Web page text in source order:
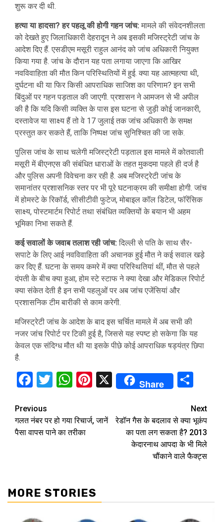
शुरू कर दी थी.
हत्या या हादसा? हर पहलू की होगी गहन जांच: मामले की संवेदनशीलता
को देखते हुए जिलाधिकारी देहरादून ने अब इसकी मजिस्ट्रेटी जांच के
आदेश दिए हैं. एसडीएम मसूरी राहुल आनंद को जांच अधिकारी नियुक्त
किया गया है. जांच के दौरान यह पता लगाया जाएगा कि आखिर
नवविवाहिता की मौत किन परिस्थितियों में हुई. क्या यह आत्महत्या थी,
दुर्घटना थी या फिर किसी आपराधिक साजिश का परिणाम? इन सभी
बिंदुओं पर गहन पड़ताल की जाएगी. प्रशासन ने आमजन से भी अपील
की है कि यदि किसी व्यक्ति के पास इस घटना से जुड़ी कोई जानकारी,
दस्तावेज या साक्ष्य हैं तो वे 17 जुलाई तक जांच अधिकारी के समक्ष
प्रस्तुत कर सकते हैं, ताकि निष्पक्ष जांच सुनिश्चित की जा सके.
पुलिस जांच के साथ चलेगी मजिस्ट्रेटी पड़ताल इस मामले में कोतवाली
मसूरी में बीएनएस की संबंधित धाराओं के तहत मुकदमा पहले ही दर्ज है
और पुलिस अपनी विवेचना कर रही है. अब मजिस्ट्रेटी जांच के
समानांतर प्रशासनिक स्तर पर भी पूरे घटनाक्रम की समीक्षा होगी. जांच
में होमस्टे के रिकॉर्ड, सीसीटीवी फुटेज, मोबाइल कॉल डिटेल, फॉरेंसिक
साक्ष्य, पोस्टमार्टम रिपोर्ट तथा संबंधित व्यक्तियों के बयान भी अहम
भूमिका निभा सकते हैं.
कई सवालों के जवाब तलाश रही जांच: दिल्ली से पति के साथ सैर-
सपाटे के लिए आई नवविवाहिता की अचानक हुई मौत ने कई सवाल खड़े
कर दिए हैं. घटना के समय कमरे में क्या परिस्थितियां थीं, मौत से पहले
दंपती के बीच क्या हुआ, होम स्टे स्टाफ ने क्या देखा और मेडिकल रिपोर्ट
क्या संकेत देती है इन सभी पहलुओं पर अब जांच एजेंसियां और
प्रशासनिक टीम बारीकी से काम करेगी.
मजिस्ट्रेटी जांच के आदेश के बाद इस चर्चित मामले में अब सभी की
नजर जांच रिपोर्ट पर टिकी हुई है, जिससे यह स्पष्ट हो सकेगा कि यह
केवल एक संदिग्ध मौत थी या इसके पीछे कोई आपराधिक षड्यंत्र छिपा
है.
Facebook
Twitter
WhatsApp
Pinterest
X Share
Continue
Reading
Previous
गलत नंबर पर हो गया रिचार्ज, जानें
पैसा वापस पाने का तरीका
Next
रेडॉन गैस के बदलाव से क्या भूकंप
का पता लग सकता है? 2013
केदारनाथ आपदा के भी मिले
चौंकाने वाले फैक्ट्स
MORE STORIES